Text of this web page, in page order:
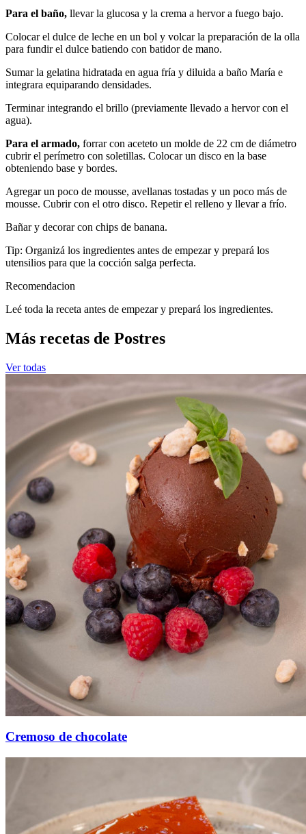
Para el baño, llevar la glucosa y la crema a hervor a fuego bajo.
Colocar el dulce de leche en un bol y volcar la preparación de la olla
para fundir el dulce batiendo con batidor de mano.
Sumar la gelatina hidratada en agua fría y diluida a baño María e
integrara equiparando densidades.
Terminar integrando el brillo (previamente llevado a hervor con el
agua).
Para el armado, forrar con aceteto un molde de 22 cm de diámetro
cubrir el perímetro con soletillas. Colocar un disco en la base
obteniendo base y bordes.
Agregar un poco de mousse, avellanas tostadas y un poco más de
mousse. Cubrir con el otro disco. Repetir el relleno y llevar a frío.
Bañar y decorar con chips de banana.
Tip: Organizá los ingredientes antes de empezar y prepará los
utensilios para que la cocción salga perfecta.
Recomendacion
Leé toda la receta antes de empezar y prepará los ingredientes.
Más recetas de Postres
Ver todas
Cremoso de chocolate